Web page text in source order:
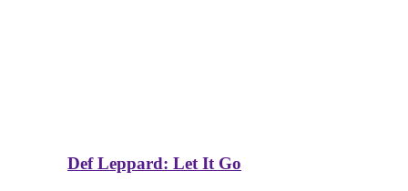
Def Leppard: Let It Go